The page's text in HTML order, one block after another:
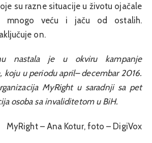
su razne situacije u životu ojačale
mnogo veću i jaču od ostalih.
on.
nastala je u okviru kampanje
koju u periodu april– decembar 2016.
MyRight u saradnji sa pet
osoba sa invaliditetom u BiH.
MyRight – Ana Kotur, foto – DigiVox